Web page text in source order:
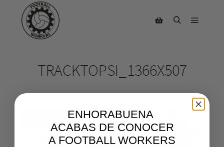
TRACKTOPSI_1366X507
ENHORABUENA
ACABAS DE CONOCER
A FOOTBALL WORKERS